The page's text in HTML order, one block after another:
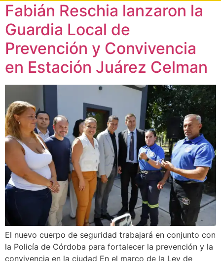
Fabián Reschia lanzaron la
Guardia Local de
Prevención y Convivencia
en Estación Juárez Celman
El nuevo cuerpo de seguridad trabajará en conjunto con
la Policía de Córdoba para fortalecer la prevención y la
convivencia en la ciudad En el marco de la Ley de